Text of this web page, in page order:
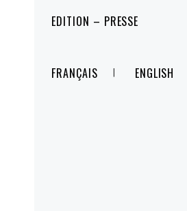
EDITION – PRESSE
FRANÇAIS ENGLISH